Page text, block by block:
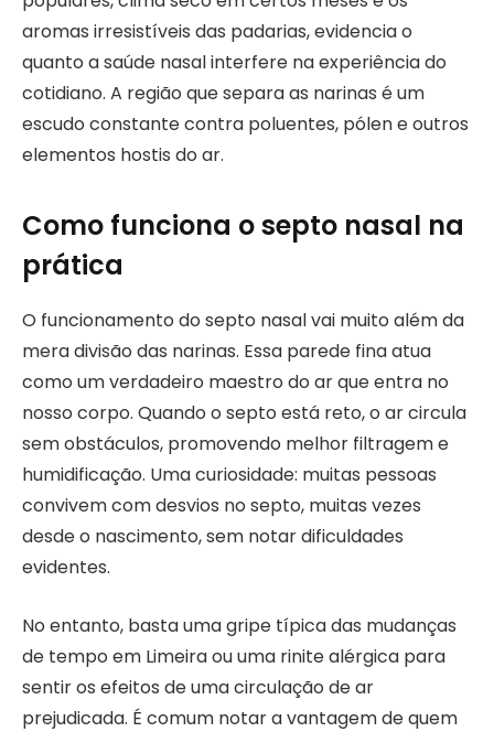
aromas irresistíveis das padarias, evidencia o
quanto a saúde nasal interfere na experiência do
cotidiano. A região que separa as narinas é um
escudo constante contra poluentes, pólen e outros
elementos hostis do ar.
Como funciona o septo nasal na
prática
O funcionamento do septo nasal vai muito além da
mera divisão das narinas. Essa parede fina atua
como um verdadeiro maestro do ar que entra no
nosso corpo. Quando o septo está reto, o ar circula
sem obstáculos, promovendo melhor filtragem e
humidificação. Uma curiosidade: muitas pessoas
convivem com desvios no septo, muitas vezes
desde o nascimento, sem notar dificuldades
evidentes.
No entanto, basta uma gripe típica das mudanças
de tempo em Limeira ou uma rinite alérgica para
sentir os efeitos de uma circulação de ar
prejudicada. É comum notar a vantagem de quem